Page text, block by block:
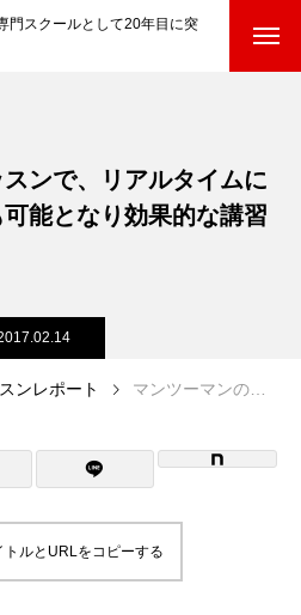
門スクールとして20年目に突
Ski Area
ンで、リアルタイムに
能となり効果的な講習
ンレポート マンツーマンのレッスンで、リアルタイムに指摘があり、修正も可能となり効果的な講習でした。
トルとURLをコピーする